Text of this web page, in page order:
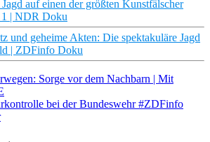
auf einen der größten Kunstfälscher
1 | NDR Doku
und geheime Akten: Die spektakuläre Jagd
| ZDFinfo Doku
Sorge vor dem Nachbarn | Mit
bei der Bundeswehr #ZDFinfo